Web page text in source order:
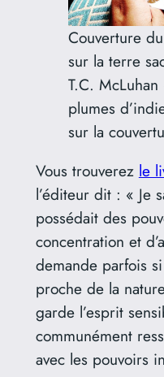
Couverture
sur la terre
T.C.
plumes
sur la
Vous trouverez le
l’éditeur dit : « Je
possédait des
concentration et
demande parfois
proche de la
garde l’esprit
communément
avec les pouvoirs